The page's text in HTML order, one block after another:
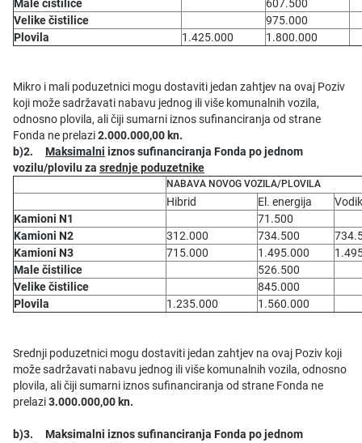
Male čistilice
607.500
Velike čistilice
975.000
Plovila
1.425.000 1.800.000
Mikro i mali poduzetnici mogu dostaviti jedan zahtjev na ovaj Poziv
koji može sadržavati nabavu jednog ili više komunalnih vozila,
odnosno plovila, ali čiji sumarni iznos sufinanciranja od strane
Fonda ne prelazi2.000.000,00 kn.
b)2. Maksimalni iznos sufinanciranja Fonda po jednom
vozilu/plovilu za srednje poduzetnike
NABAVA NOVOG VOZILA/PLOVILA
Hibrid El. energija
Vodik
Kamioni N1
71.500
Kamioni N2
312.000 734.500
Kamioni N3
715.000 1.495.000
Male čistilice
526.500
Velike čistilice
845.000
Plovila
1.235.000 1.560.000
Srednji poduzetnici mogu dostaviti jedan zahtjev na ovaj Poziv koji
može sadržavati nabavu jednog ili više komunalnih vozila, odnosno
plovila, ali čiji sumarni iznos sufinanciranja od strane Fonda ne
prelazi3.000.000,00 kn.
b)3. Maksimalni iznos sufinanciranja Fonda po jednom